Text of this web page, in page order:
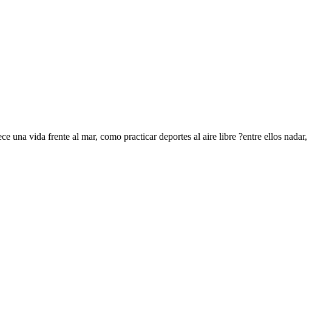
una vida frente al mar, como practicar deportes al aire libre ?entre ellos nadar,